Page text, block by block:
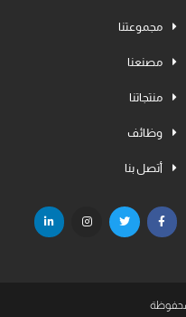
مجموعتنا
مصنعنا
منتجاتنا
وظائف
أتصل بنا